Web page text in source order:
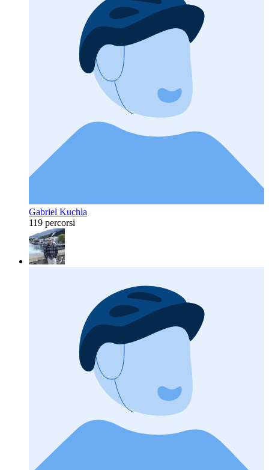
Gabriel Kuchla
119 percorsi